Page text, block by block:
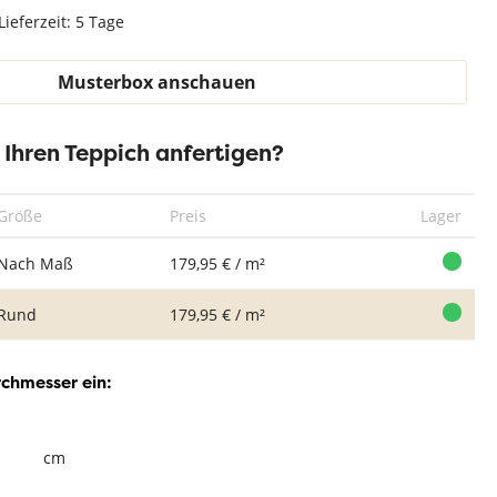
5 Tage
Musterbox anschauen
Teppich anfertigen?
Preis Lager
Maß 179,95 € / m²
179,95 € / m²
ein:
cm